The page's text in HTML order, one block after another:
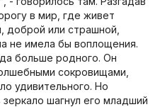
в мир, где живет
доброй или страшной,
не имела бы воплощения.
больше родного. Он
сокровищами,
удивительного. Но
шагнул его младший